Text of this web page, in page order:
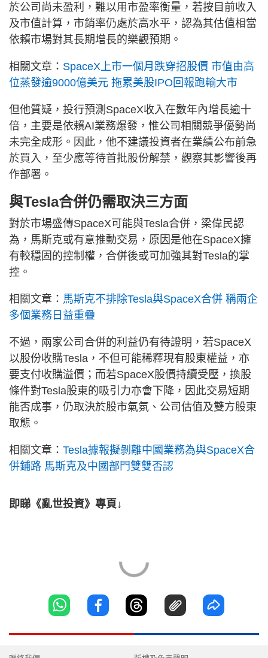
於公司尚未盈利，難以用市盈率衡量，若按目前收入
及市值計算，市銷率仍處於高水平，認為其估值相當
依賴市場對其長期增長的樂觀預期。
相關文章： SpaceX上市一個月跌穿招股價 市值由高
位蒸發逾9000億美元 拖累美股IPO回報跑輸大市
但他質疑，投行預測SpaceX收入在數年內增長逾十
倍，主要是依賴AI業務爆發，惟公司相關競爭優勢尚
未完全成形。因此，他不建議投資者在業績公布前急
於買入，至少應等待首批股份解禁，觀察其影響後再
作部署。
與Tesla合併仍需取決三方面
對於市場盛傳SpaceX可能與Tesla合併，梁偉民認
為，馬斯克或有意推動交易，原因是他在SpaceX擁
有較穩固的控制權，合併後或可加強其對Tesla的掌
控。
相關文章： 馬斯克不排除Tesla與SpaceX合併 稱兩企
多個業務日益重疊
不過，兩家公司合併的利益仍有待證明，若SpaceX
以股份收購Tesla，不但可能稀釋現有股東權益，亦
要支付收購溢價；而若SpaceX股價持續受壓，換股
條件對Tesla股東的吸引力亦會下降，因此交易短期
能否成事，仍取決於股市氣氛、公司估值及雙方股東
取態。
相關文章： Tesla據報擬剝離中國業務為與SpaceX合
併鋪路 馬斯克及中國部門雙雙否認
即睇《亂世投資》專頁↓